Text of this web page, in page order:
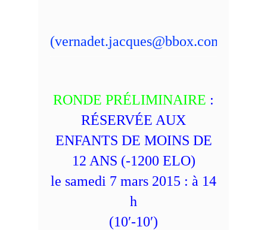
(vernadet.jacques@bbox.com)
RONDE PRÉLIMINAIRE :
RÉSERVÉE AUX
ENFANTS DE MOINS DE
12 ANS (-1200 ELO)
le samedi 7 mars 2015 : à 14
h
(10′-10′)